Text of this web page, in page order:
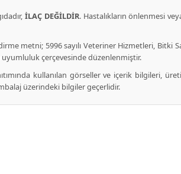
İLAÇ DEĞİLDİR. Hastalıkların önlenmesi
metni; 5996 sayılı Veteriner Hizmetleri, Bitki
çerçevesinde düzenlenmiştir.
kullanılan görseller ve içerik bilgileri,
üzerindeki bilgiler geçerlidir.